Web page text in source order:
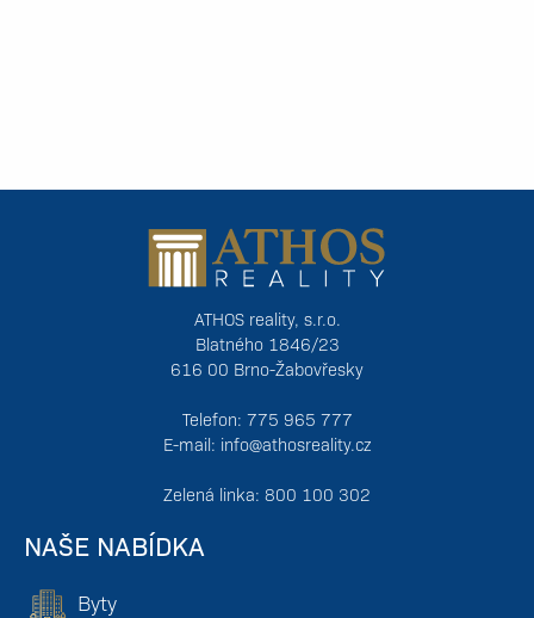
ATHOS reality, s.r.o.
Blatného 1846/23
616 00 Brno-Žabovřesky
Telefon: 775 965 777
E-mail: info@athosreality.cz
Zelená linka: 800 100 302
NAŠE NABÍDKA
Byty